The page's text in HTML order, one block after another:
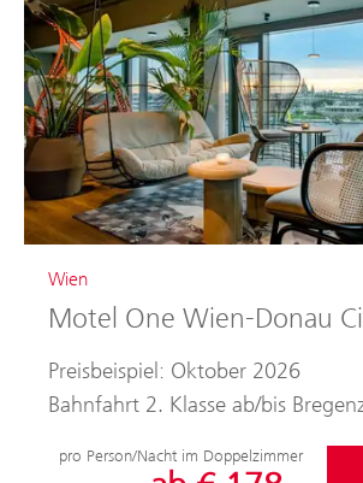
Wien
Motel One Wien-Donau
Preisbeispiel: Oktober 2026
Bahnfahrt 2. Klasse ab/bis
pro Person/Nacht im Doppelzimmer